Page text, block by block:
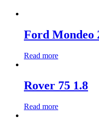
Ford Mondeo
Read more
Rover 75 1.8
Read more